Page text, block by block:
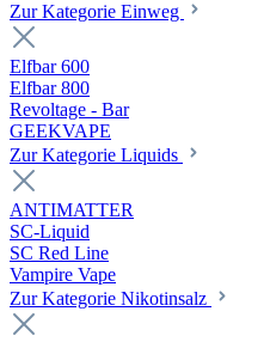
Zur Kategorie Einweg
Elfbar 600
Elfbar 800
Revoltage - Bar
GEEKVAPE
Zur Kategorie Liquids
ANTIMATTER
SC-Liquid
SC Red Line
Vampire Vape
Zur Kategorie Nikotinsalz